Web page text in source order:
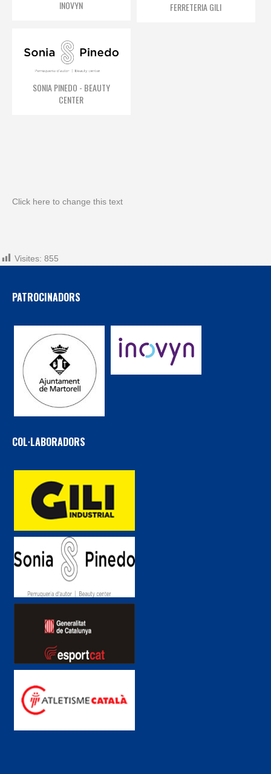
INOVYN FERRETERIA GILI
SONIA PINEDO - BEAUTY
CENTER
Click here to change this text
Visites: 855
PATROCINADORS
COL·LABORADORS